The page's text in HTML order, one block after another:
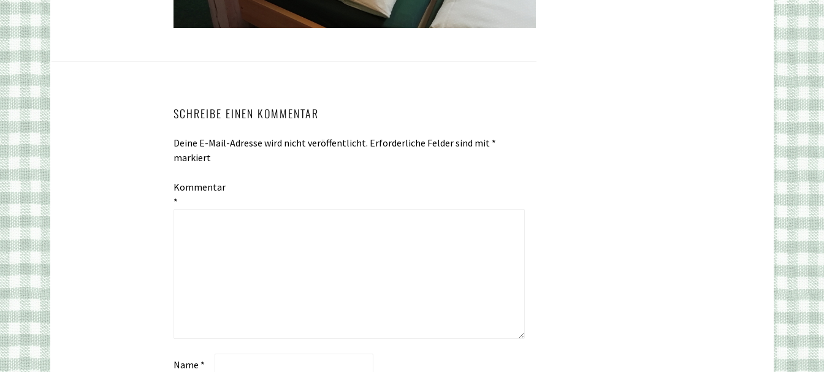
SCHREIBE EINEN KOMMENTAR
Deine E-Mail-Adresse wird nicht veröffentlicht. Erforderliche Felder sind mit *
markiert
Kommentar
*
Name *